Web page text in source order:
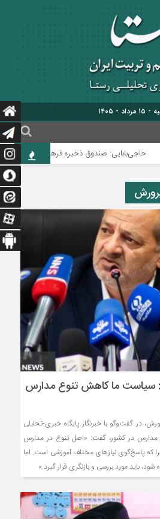
- ۱۴۰۵
حاجی‌بابایی: صندوق ذخیره فرهنگیان نیازمند یک
سیاست ما کاهش تنوع مدارس
در گفت‌وگو با خبرنگار پایگاه خبری-تحلیلی
مدارس در کشور، گفت: «اصل تنوع در مدارس
که پاسخ‌گوی نیازهای مختلف آموزشی است. اما
باید مورد بررسی و بازنگری قرار گیرد.»